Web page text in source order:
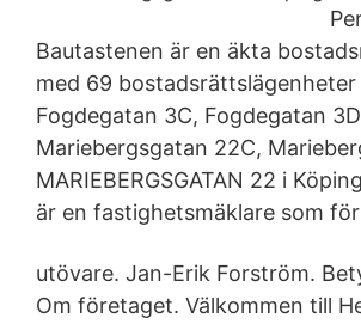
Bautastenen är en äkta
med 69
Fogdegatan 3C, Fogdegatan
Mariebergsgatan 22C,
MARIEBERGSGATAN 22 i
är en fastighetsmäklare som
utövare. Jan-Erik Forström.
Om företaget. Välkommen till